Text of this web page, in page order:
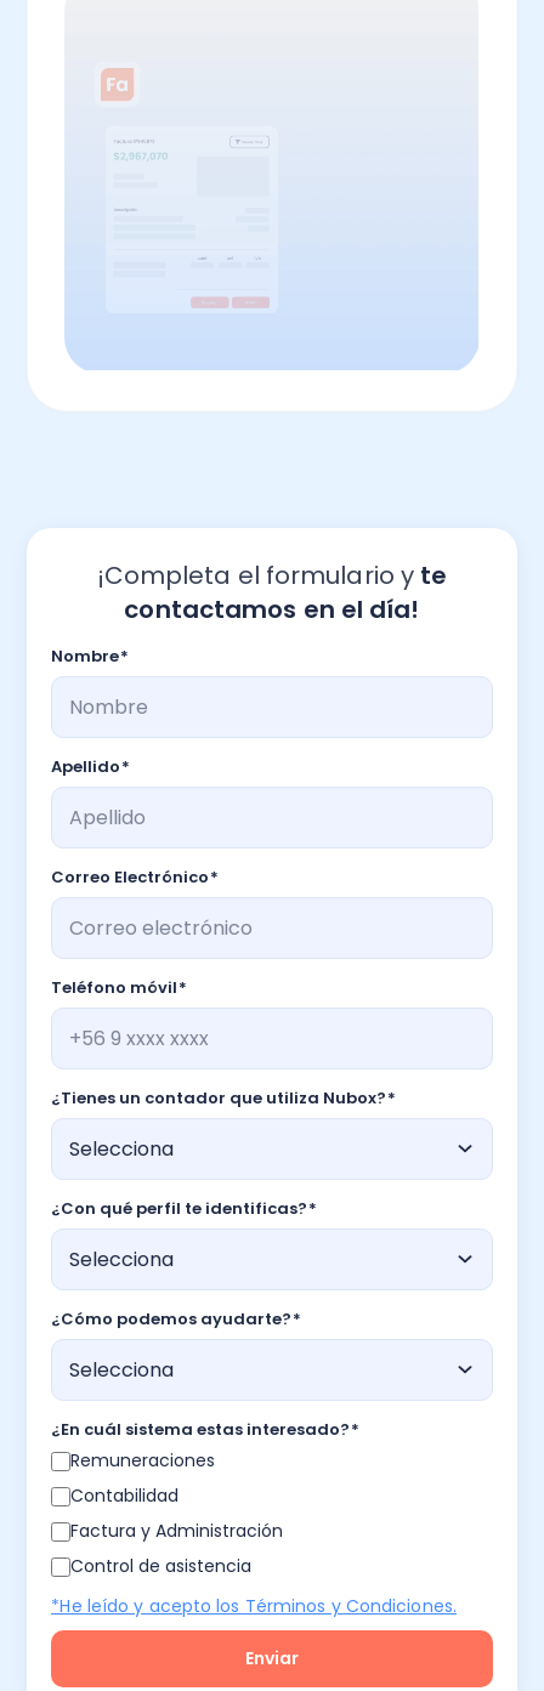
Todas las funcionalidades
¡Completa el formulario y te
contactamos en el día!
Nombre*
Apellido*
Correo Electrónico*
Teléfono móvil*
¿Tienes un contador que utiliza Nubox?*
¿Con qué perfil te identificas?*
¿Cómo podemos ayudarte?*
¿En cuál sistema estas interesado?*
Remuneraciones
Contabilidad
Factura y Administración
Control de asistencia
*He leído y acepto los Términos y Condiciones.